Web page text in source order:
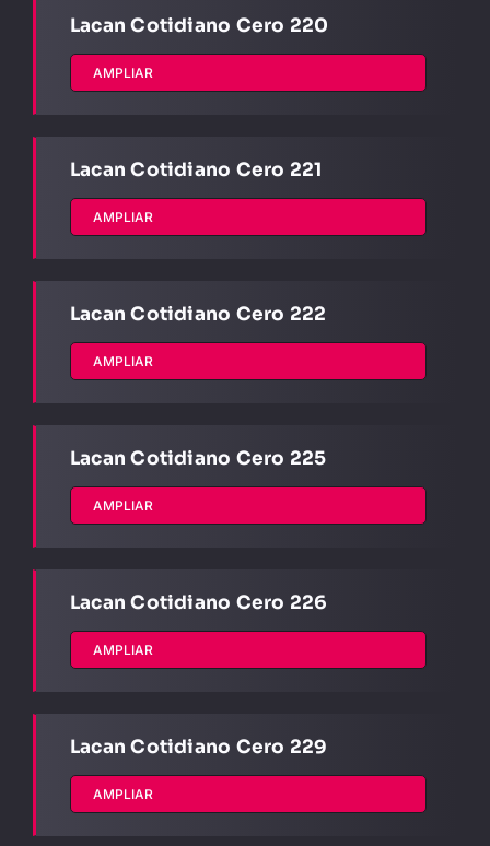
Lacan Cotidiano Cero 220
AMPLIAR
Lacan Cotidiano Cero 221
AMPLIAR
Lacan Cotidiano Cero 222
AMPLIAR
Lacan Cotidiano Cero 225
AMPLIAR
Lacan Cotidiano Cero 226
AMPLIAR
Lacan Cotidiano Cero 229
AMPLIAR